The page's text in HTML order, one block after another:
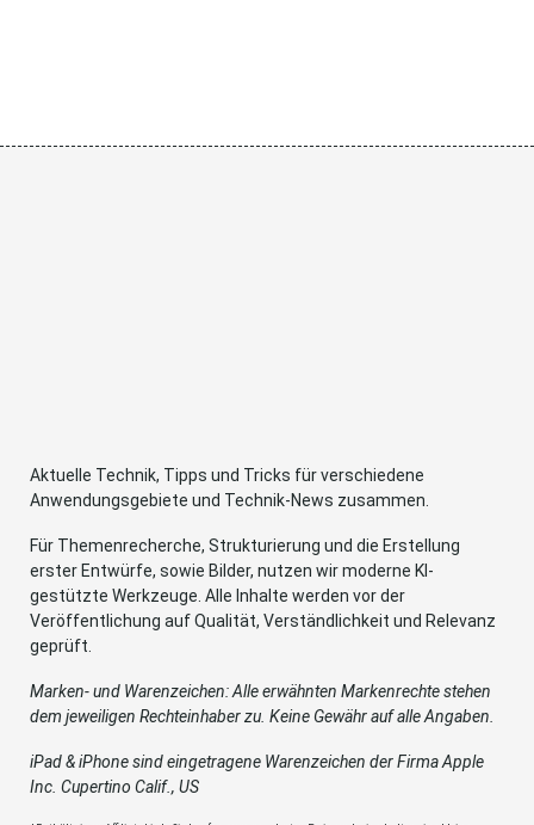
Aktuelle Technik, Tipps und Tricks für verschiedene
Anwendungsgebiete und Technik-News zusammen.
Für Themenrecherche, Strukturierung und die Erstellung
erster Entwürfe, sowie Bilder, nutzen wir moderne KI-
gestützte Werkzeuge. Alle Inhalte werden vor der
Veröffentlichung auf Qualität, Verständlichkeit und Relevanz
geprüft.
Marken- und Warenzeichen: Alle erwähnten Markenrechte stehen
dem jeweiligen Rechteinhaber zu. Keine Gewähr auf alle Angaben.
iPad & iPhone sind eingetragene Warenzeichen der Firma Apple
Inc. Cupertino Calif., US